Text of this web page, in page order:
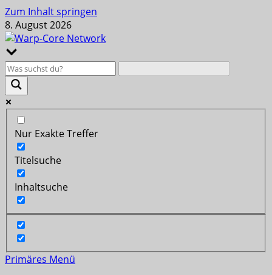
Zum Inhalt springen
8. August 2026
Nur Exakte Treffer
Titelsuche
Inhaltsuche
Primäres Menü